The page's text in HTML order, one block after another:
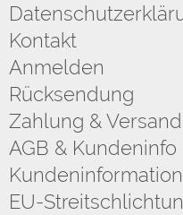
Kontakt
Anmelden
Rücksendung
Zahlung & Versand
AGB & Kundeninfo
EU-